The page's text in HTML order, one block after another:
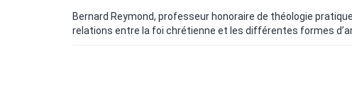
Bernard Reymond, professeur honoraire de théologie
relations entre la foi chrétienne et les différentes formes